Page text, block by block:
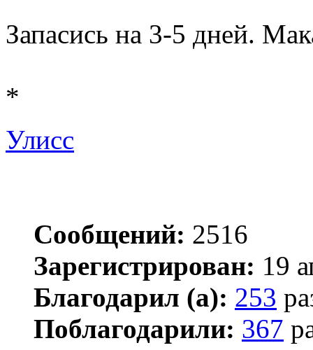
Запасись на 3-5 дней.
*
Улисс
Сообщений: 2516
Зарегистрирован: 19
Благодарил (а): 253
Поблагодарили: 367